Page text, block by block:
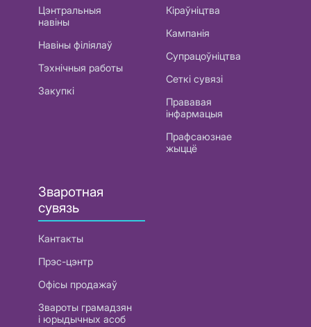
Цэнтральныя
навіны
Навіны філіялаў
Тэхнічныя работы
Закупкі
Кіраўніцтва
Кампанія
Супрацоўніцтва
Сеткі сувязі
Прававая
інфармацыя
Прафсаюзнае
жыццё
Зваротная
сувязь
Кантакты
Прэс-цэнтр
Офісы продажаў
Звароты грамадзян
і юрыдычных асоб